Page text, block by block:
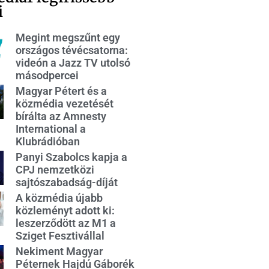
Megint megszűnt egy
országos tévécsatorna:
videón a Jazz TV utolsó
másodpercei
Magyar Pétert és a
közmédia vezetését
bírálta az Amnesty
International a
Klubrádióban
Panyi Szabolcs kapja a
CPJ nemzetközi
sajtószabadság-díját
A közmédia újabb
közleményt adott ki:
leszerződött az M1 a
Sziget Fesztivállal
Nekiment Magyar
Péternek Hajdú Gáborék